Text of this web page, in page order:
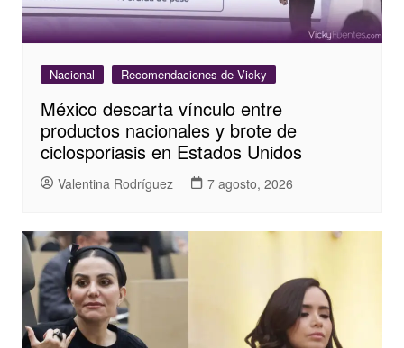
Nacional Recomendaciones de Vicky
México descarta vínculo entre
productos nacionales y brote de
ciclosporiasis en Estados Unidos
Valentina Rodríguez 7 agosto, 2026